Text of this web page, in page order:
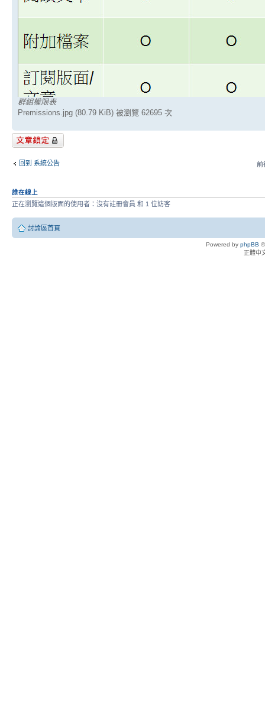
群組權限表
Premissions.jpg (80.79 KiB) 被瀏覽 62695 次
主題已鎖定
回到 系統公告 前
誰在線上
正在瀏覽這個版面的使用者：沒有註冊會員 和 1 位訪客
討論區首頁
Powered by phpBB
正體中